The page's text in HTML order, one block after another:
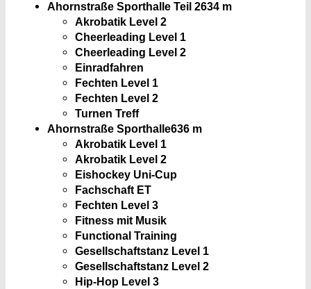
Ahornstraße Sporthalle Teil 2634 m
Akrobatik Level 2
Cheerleading Level 1
Cheerleading Level 2
Einradfahren
Fechten Level 1
Fechten Level 2
Turnen Treff
Ahornstraße Sporthalle636 m
Akrobatik Level 1
Akrobatik Level 2
Eishockey Uni-Cup
Fachschaft ET
Fechten Level 3
Fitness mit Musik
Functional Training
Gesellschaftstanz Level 1
Gesellschaftstanz Level 2
Hip-Hop Level 3